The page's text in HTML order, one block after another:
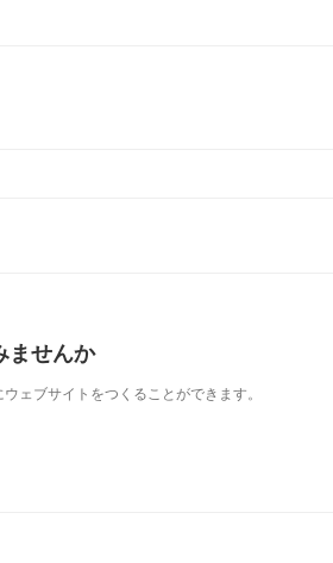
ませんか
ェブサイトをつくることができます。